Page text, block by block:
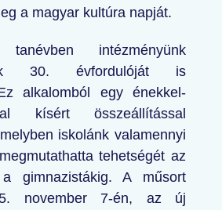
a magyar kultúra napját.
intézményünk
30. évfordulóját is
alkalomból egy énekkel-
kísért összeállítással
iskolánk valamennyi
tehetségét az
a gimnazistákig. A műsort
november 7-én, az új